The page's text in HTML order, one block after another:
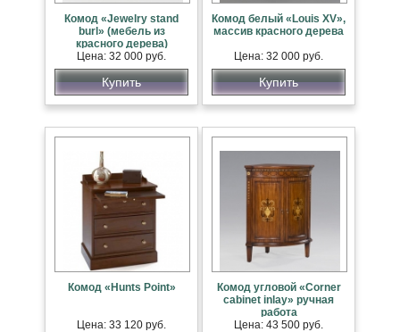
Комод «Jewelry stand
burl» (мебель из
красного дерева)
Цена: 32 000 руб.
Купить
Комод белый «Louis XV»,
массив красного дерева
Цена: 32 000 руб.
Купить
Комод «Hunts Point»
Цена: 33 120 руб.
Комод угловой «Corner
cabinet inlay» ручная
работа
Цена: 43 500 руб.